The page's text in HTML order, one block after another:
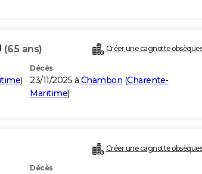
(65 ans) Créer une cagnotte obsèques
)
Décès
23/11/2025 à Chambon (Charente-
Maritime)
Créer une cagnotte obsèques
Décès